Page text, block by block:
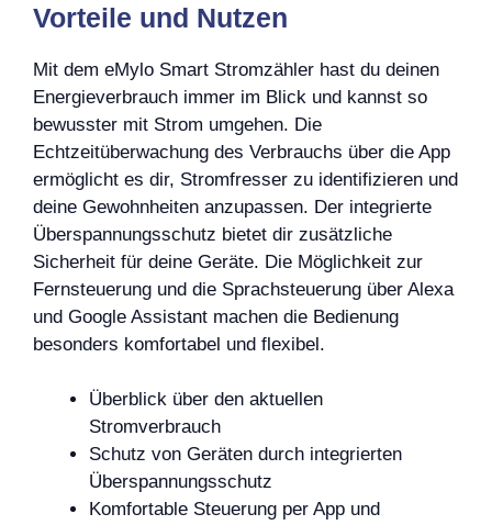
Vorteile und Nutzen
Mit dem eMylo Smart Stromzähler hast du deinen
Energieverbrauch immer im Blick und kannst so
bewusster mit Strom umgehen. Die
Echtzeitüberwachung des Verbrauchs über die App
ermöglicht es dir, Stromfresser zu identifizieren und
deine Gewohnheiten anzupassen. Der integrierte
Überspannungsschutz bietet dir zusätzliche
Sicherheit für deine Geräte. Die Möglichkeit zur
Fernsteuerung und die Sprachsteuerung über Alexa
und Google Assistant machen die Bedienung
besonders komfortabel und flexibel.
Überblick über den aktuellen
Stromverbrauch
Schutz von Geräten durch integrierten
Überspannungsschutz
Komfortable Steuerung per App und